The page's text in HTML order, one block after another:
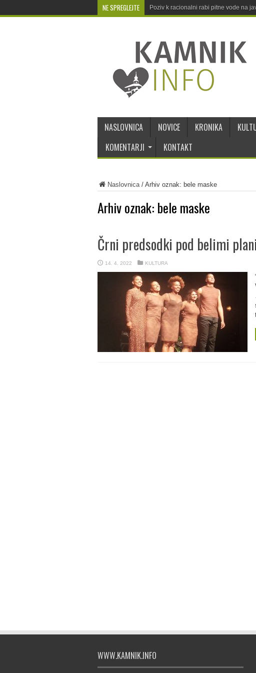
NE SPREGLEJTE Poziv k racionalni rabi pitne vode na
NASLOVNICA NOVICE KRONIKA
KOMENTARJI
KONTAKT
Naslovnica/ Arhiv oznak: bele maske
Arhiv oznak: bele maske
Črni predsodki pod belimi
14. 4. 2022 KULTURA
WWW.KAMNIK.INFO